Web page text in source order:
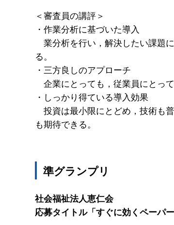
＜審査員の講評＞
・作業分析に基づいた導入
業分析を行い，解決したい課題
る。
・三方良しのアプローチ
企業にとっても，従業員にとっ
・しっかり得ている導入効果
投資は最小限にとどめ，技術も
も期待できる。
準グランプリ
社会福祉法人恵仁会
応募タイトル「すぐに効くペーパ